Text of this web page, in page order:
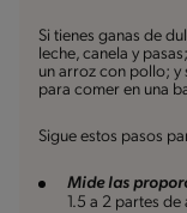
Si tienes ganas de
leche, canela y
un arroz con pollo;
para comer en una
Sigue estos pasos
Mide las
1.5 a 2 partes